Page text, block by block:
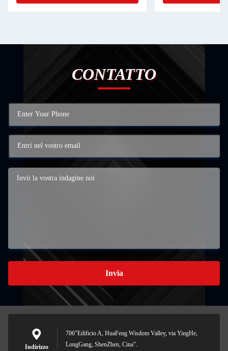
CONTATTO
Invia
Indirizzo
706"Edificio A, HuaFeng Wisdom Valley, via YingHe,
LongGang, ShenZhen, Cina".